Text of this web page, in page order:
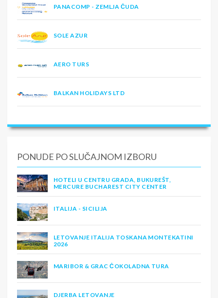
PANACOMP - ZEMLJA ČUDA
SOLE AZUR
AERO TURS
BALKAN HOLIDAYS LTD
PONUDE PO SLUČAJNOM IZBORU
HOTELI U CENTRU GRADA, BUKUREŠT,
MERCURE BUCHAREST CITY CENTER
ITALIJA - SICILIJA
LETOVANJE ITALIJA TOSKANA MONTEKATINI
2026
MARIBOR & GRAC ČOKOLADNA TURA
DJERBA LETOVANJE